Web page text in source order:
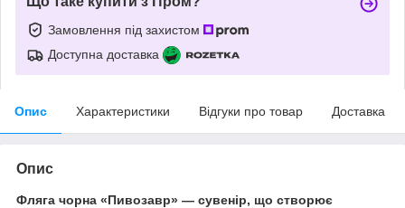
Замовлення під захистом
Доступна доставка
Опис Характеристики Відгуки про товар Доставка
Опис
Фляга чорна «Пивозавр» — сувенір, що створює